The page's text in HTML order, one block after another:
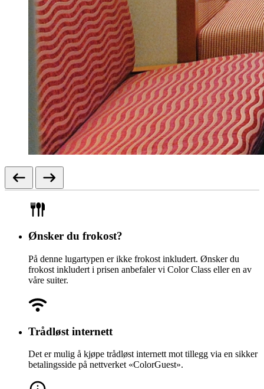
Ønsker du frokost?
På denne lugartypen er ikke frokost inkludert. Ønsker du
frokost inkludert i prisen anbefaler vi Color Class eller en av
våre suiter.
Trådløst internett
Det er mulig å kjøpe trådløst internett mot tillegg via en sikker
betalingsside på nettverket «ColorGuest».